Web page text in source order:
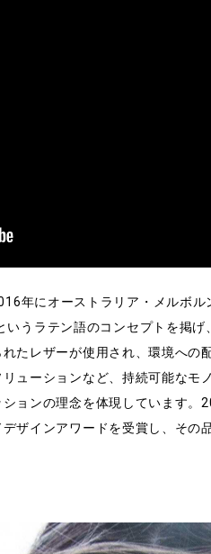
年にオーストラリア・メルボ
うラテン語のコンセプトを掲
たレザーが使用され、環境への
ューションなど、持続可能な
ョンの理念を体現しています
ザインアワードを受賞し、その